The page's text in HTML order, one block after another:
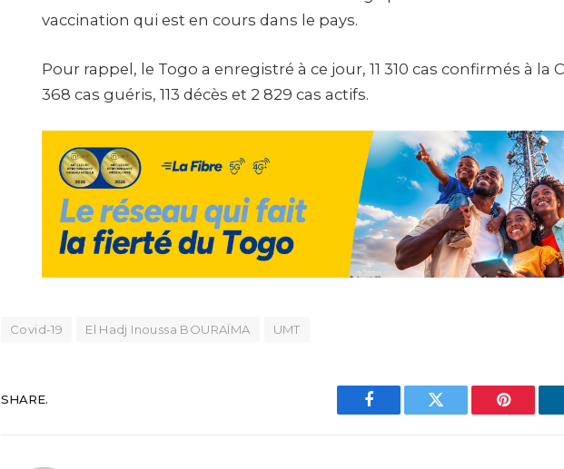
vaccination qui est en cours dans le pays.
Pour rappel, le Togo a enregistré à ce jour, 11 310 cas confirmés à la
368 cas guéris, 113 décès et 2 829 cas actifs.
Covid-19 El Hadj Inoussa BOURAÏMA UMT
SHARE.
Facebook Twitter Pinterest